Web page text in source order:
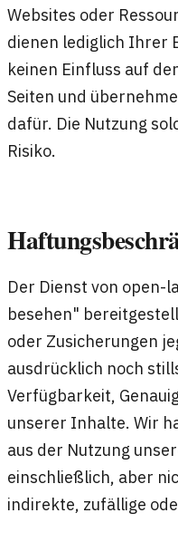
Websites oder
dienen lediglich Ihrer
keinen Einfluss auf
Seiten und
dafür. Die Nutzung
Risiko.
Der Dienst von open-
besehen"
oder Zusicherungen
ausdrücklich noch
Verfügbarkeit,
unserer Inhalte. Wir
aus der Nutzung
einschließlich, aber
indirekte, zufällige